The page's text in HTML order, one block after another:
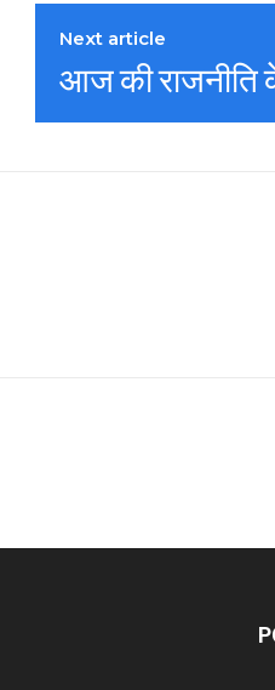
Next article
आज की राजनीति